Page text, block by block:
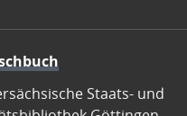
Staats- und